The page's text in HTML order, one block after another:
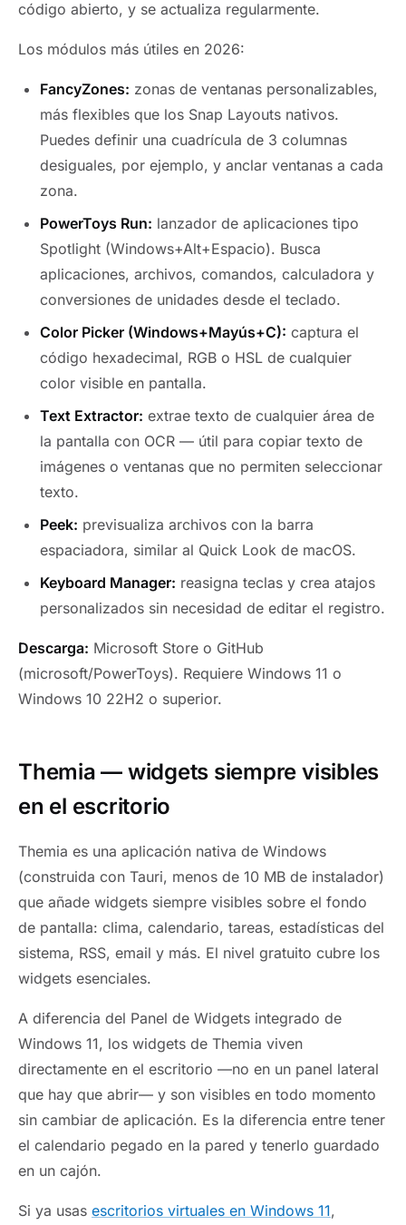
código abierto, y se actualiza regularmente.
Los módulos más útiles en 2026:
FancyZones: zonas de ventanas personalizables,
más flexibles que los Snap Layouts nativos.
Puedes definir una cuadrícula de 3 columnas
desiguales, por ejemplo, y anclar ventanas a cada
zona.
PowerToys Run: lanzador de aplicaciones tipo
Spotlight (Windows+Alt+Espacio). Busca
aplicaciones, archivos, comandos, calculadora y
conversiones de unidades desde el teclado.
Color Picker (Windows+Mayús+C): captura el
código hexadecimal, RGB o HSL de cualquier
color visible en pantalla.
Text Extractor: extrae texto de cualquier área de
la pantalla con OCR — útil para copiar texto de
imágenes o ventanas que no permiten seleccionar
texto.
Peek: previsualiza archivos con la barra
espaciadora, similar al Quick Look de macOS.
Keyboard Manager: reasigna teclas y crea atajos
personalizados sin necesidad de editar el registro.
Descarga: Microsoft Store o GitHub
(microsoft/PowerToys). Requiere Windows 11 o
Windows 10 22H2 o superior.
Themia — widgets siempre visibles
en el escritorio
Themia es una aplicación nativa de Windows
(construida con Tauri, menos de 10 MB de instalador)
que añade widgets siempre visibles sobre el fondo
de pantalla: clima, calendario, tareas, estadísticas del
sistema, RSS, email y más. El nivel gratuito cubre los
widgets esenciales.
A diferencia del Panel de Widgets integrado de
Windows 11, los widgets de Themia viven
directamente en el escritorio —no en un panel lateral
que hay que abrir— y son visibles en todo momento
sin cambiar de aplicación. Es la diferencia entre tener
el calendario pegado en la pared y tenerlo guardado
en un cajón.
Si ya usas escritorios virtuales en Windows 11,